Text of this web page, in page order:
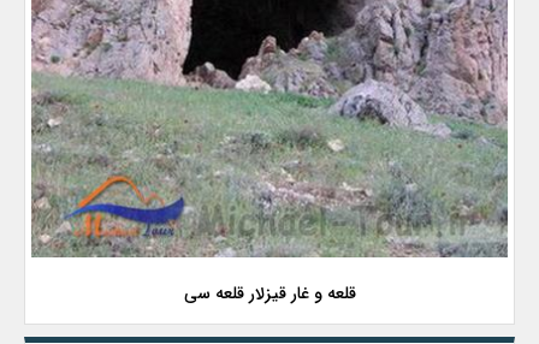
قلعه و غار قیزلار قلعه سی